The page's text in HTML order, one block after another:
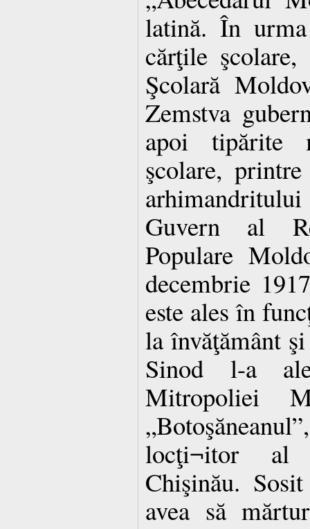
latină. În
cărţile
Şcolară
Zemstva
apoi tipărite
şcolare,
Guvern al
Populare
decembrie
este ales în
la învăţământ
Sinod l-a
Mitropoliei
locţi¬itor al
Chişinău.
avea să